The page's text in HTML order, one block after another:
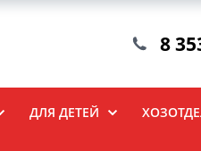
8
ДЛЯ ДЕТЕЙ